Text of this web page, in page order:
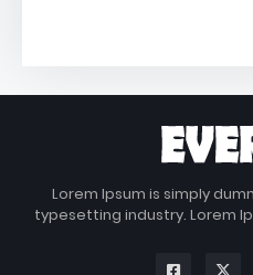
Lorem Ipsum is simply
typesetting industry. Lorem